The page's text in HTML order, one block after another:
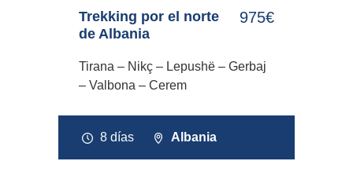
Trekking por el norte
de Albania
975€
Tirana – Nikç – Lepushë – Gerbaj
– Valbona – Cerem
8 días Albania